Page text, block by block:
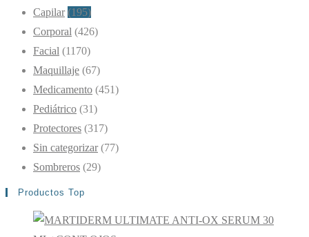
Capilar (195)
Corporal (426)
Facial (1170)
Maquillaje (67)
Medicamento (451)
Pediátrico (31)
Protectores (317)
Sin categorizar (77)
Sombreros (29)
Productos Top